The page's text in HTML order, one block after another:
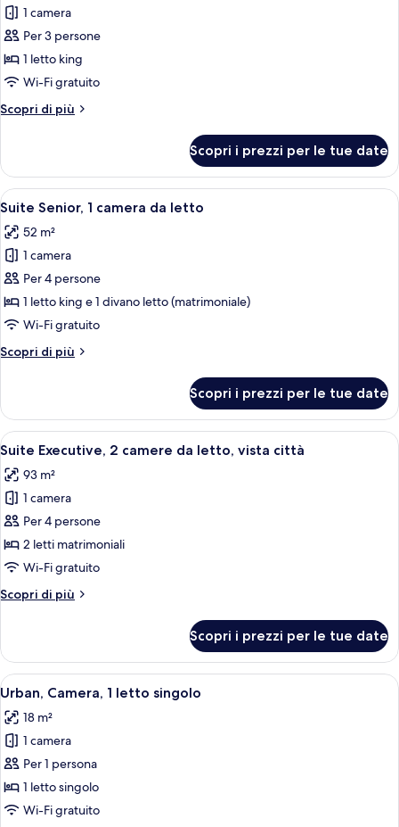
foto
per
Camera,
1
king
1 camera
Per 3 persone
1 letto king
Wi-Fi gratuito
Scopri di più
Altri
1
letto
king
Scopri i prezzi per le tue date
Apri
tutte
le
foto
per
Suite
Senior,
camera
Una moderna camera d'albergo
6
Suite Senior, 1 camera da letto
52 m²
1 camera
Per 4 persone
1 letto king e 1 divano letto (matrimoniale)
Wi-Fi gratuito
Scopri di più
Altri
Senior,
camera
letto
Scopri i prezzi per le tue date
Apri
tutte
le
foto
per
Suite
Executive,
camere
vista
città
Suite Executive, 2 camere da letto,
14
Suite Executive, 2 camere da letto, vista città
93 m²
1 camera
Per 4 persone
2 letti matrimoniali
Wi-Fi gratuito
Scopri di più
Altri
Executive,
camere
letto,
vista
città
Scopri i prezzi per le tue date
Apri
tutte
le
foto
per
Urban,
Camera,
Una camera d'albergo con un letto,
7
Urban, Camera, 1 letto singolo
18 m²
1 camera
Per 1 persona
1 letto singolo
Wi-Fi gratuito